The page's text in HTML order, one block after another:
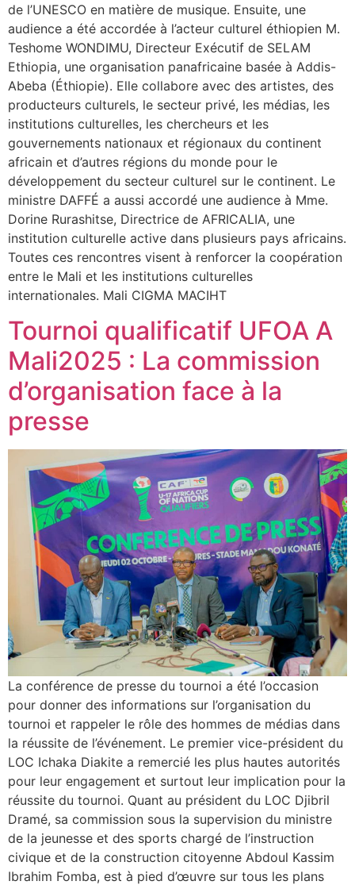
de l’UNESCO en matière de musique. Ensuite, une
audience a été accordée à l’acteur culturel éthiopien M.
Teshome WONDIMU, Directeur Exécutif de SELAM
Ethiopia, une organisation panafricaine basée à Addis-
Abeba (Éthiopie). Elle collabore avec des artistes, des
producteurs culturels, le secteur privé, les médias, les
institutions culturelles, les chercheurs et les
gouvernements nationaux et régionaux du continent
africain et d’autres régions du monde pour le
développement du secteur culturel sur le continent. Le
ministre DAFFÉ a aussi accordé une audience à Mme.
Dorine Rurashitse, Directrice de AFRICALIA, une
institution culturelle active dans plusieurs pays africains.
Toutes ces rencontres visent à renforcer la coopération
entre le Mali et les institutions culturelles
internationales. Mali CIGMA MACIHT
Tournoi qualificatif UFOA A
Mali2025 : La commission
d’organisation face à la
presse
La conférence de presse du tournoi a été l’occasion
pour donner des informations sur l’organisation du
tournoi et rappeler le rôle des hommes de médias dans
la réussite de l’événement. Le premier vice-président du
LOC Ichaka Diakite a remercié les plus hautes autorités
pour leur engagement et surtout leur implication pour la
réussite du tournoi. Quant au président du LOC Djibril
Dramé, sa commission sous la supervision du ministre
de la jeunesse et des sports chargé de l’instruction
civique et de la construction citoyenne Abdoul Kassim
Ibrahim Fomba, est à pied d’œuvre sur tous les plans